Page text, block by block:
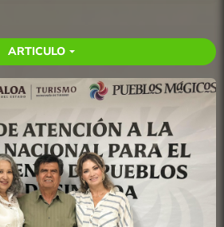
ARTICULO arrow_drop_down